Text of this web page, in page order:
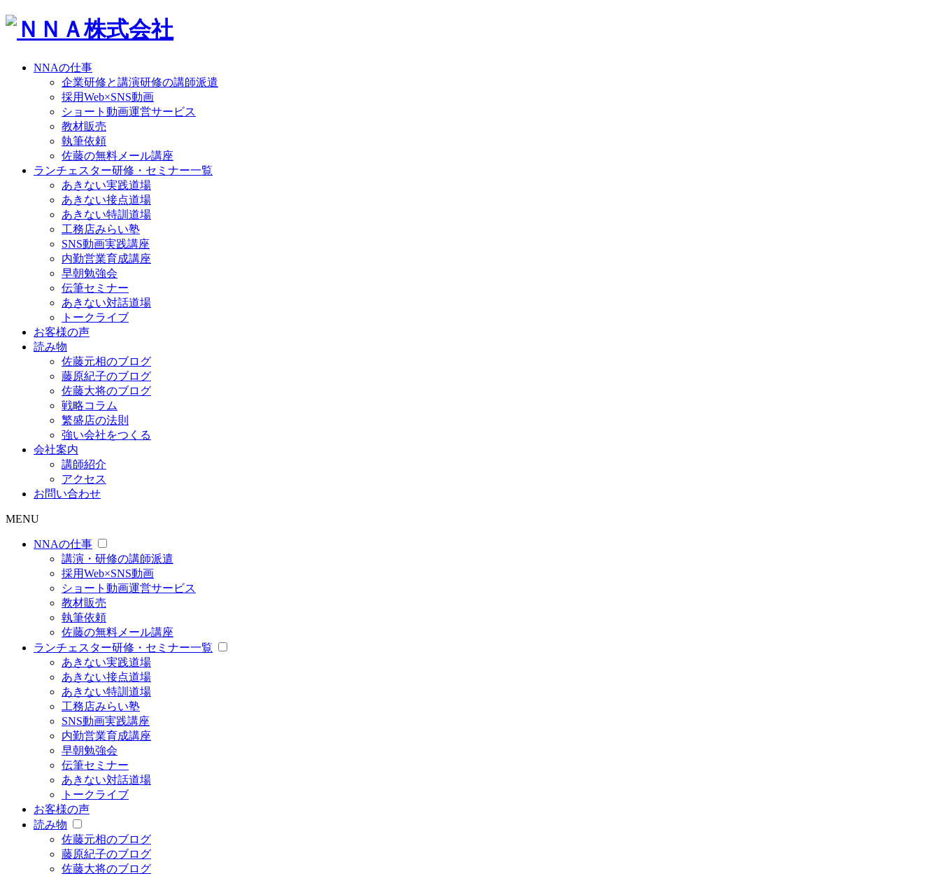
NNAの仕事
企業研修と講演研修の講師派遣
採用Web×SNS動画
ショート動画運営サービス
教材販売
執筆依頼
佐藤の無料メール講座
ランチェスター研修・セミナー一覧
あきない実践道場
あきない接点道場
あきない特訓道場
工務店みらい塾
SNS動画実践講座
内勤営業育成講座
早朝勉強会
伝筆セミナー
あきない対話道場
トークライブ
お客様の声
読み物
佐藤元相のブログ
藤原紀子のブログ
佐藤大将のブログ
戦略コラム
繁盛店の法則
強い会社をつくる
会社案内
講師紹介
アクセス
お問い合わせ
MENU
NNAの仕事
講演・研修の講師派遣
採用Web×SNS動画
ショート動画運営サービス
教材販売
執筆依頼
佐藤の無料メール講座
ランチェスター研修・セミナー一覧
あきない実践道場
あきない接点道場
あきない特訓道場
工務店みらい塾
SNS動画実践講座
内勤営業育成講座
早朝勉強会
伝筆セミナー
あきない対話道場
トークライブ
お客様の声
読み物
佐藤元相のブログ
藤原紀子のブログ
佐藤大将のブログ